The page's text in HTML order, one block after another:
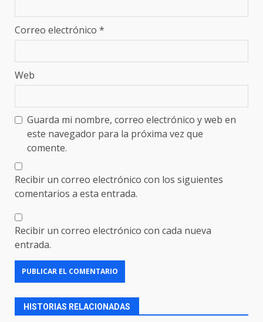
Correo electrónico *
Web
Guarda mi nombre, correo electrónico y web en
este navegador para la próxima vez que
comente.
Recibir un correo electrónico con los siguientes
comentarios a esta entrada.
Recibir un correo electrónico con cada nueva
entrada.
HISTORIAS RELACIONADAS